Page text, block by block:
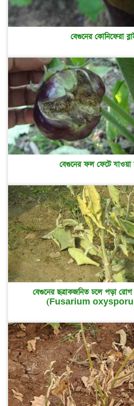
বেগুনের কোনিফেরা
বেগুনের ফল ফেটে যাওয়া
বেগুনের ছত্রাকজনিত ঢলে পড়া
(Fusarium